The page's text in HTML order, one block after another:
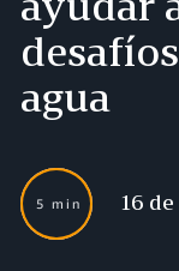
agua
5 min 16